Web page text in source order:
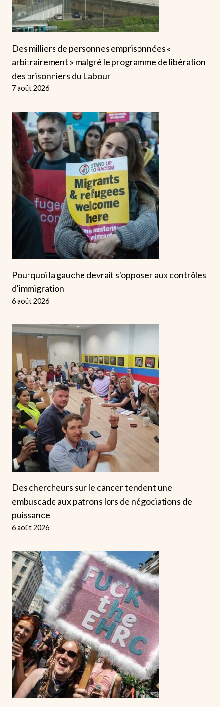
Des milliers de personnes emprisonnées «
arbitrairement » malgré le programme de libération
des prisonniers du Labour
7 août 2026
Pourquoi la gauche devrait s'opposer aux contrôles
d'immigration
6 août 2026
Des chercheurs sur le cancer tendent une
embuscade aux patrons lors de négociations de
puissance
6 août 2026